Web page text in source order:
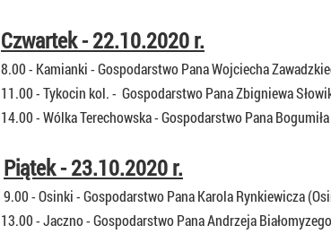
Czwartek - 22.10.2020 r.
8.00 - Kamianki -Gospodarstwo Pana Wojciecha
11.00 - Tykocin kol. - Gospodarstwo Pana Zbigniewa
14.00 - Wólka Terechowska - Gospodarstwo Pana
Piątek - 23.10.2020 r.
9.00 - Osinki - Gospodarstwo Pana Karola Rynkiewicza
13.00 - Jaczno -Gospodarstwo PanaAndrzeja